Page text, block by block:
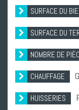
SURFACE DU
SURFACE DU
NOMBRE DE
CHAUFFAGE
HUISSERIES